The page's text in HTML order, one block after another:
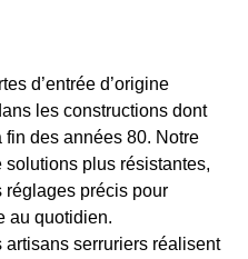
d’entrée d’origine
les constructions dont
fin des années 80. Notre
solutions plus résistantes,
réglages précis pour
au quotidien.
artisans serruriers réalisent